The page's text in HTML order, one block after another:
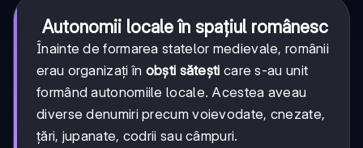
Autonomii locale în spațiul românesc
Înainte de formarea statelor medievale, românii
erau organizați în obști sătești care s-au unit
formând autonomiile locale. Acestea aveau
diverse denumiri precum voievodate, cnezate,
țări, jupanate, codrii sau câmpuri.